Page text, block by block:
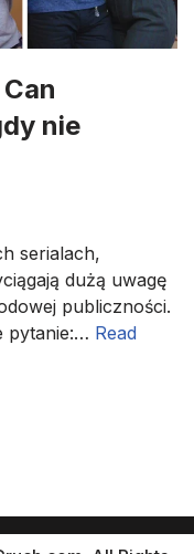
nie
serialach,
dużą uwagę
publiczności.
pytanie:… Read